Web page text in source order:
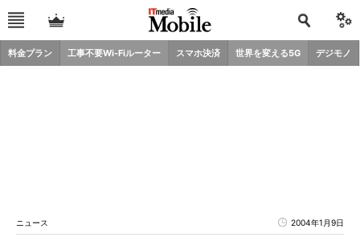
料金プラン 工事不要Wi-Fiルーター スマホ決済 世界を変える5G デジモノ
ニュース 2004年1月9日